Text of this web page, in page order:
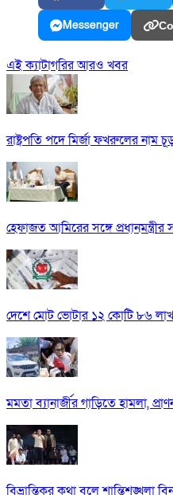
Messenger
এই ক্যাটাগরির আরও খবর
রাষ্ট্রপতি পদে মির্জা ফখরুলের নাম
হেফাজত আমিরের সঙ্গে প্রধানমন্ত্রীর
দেশে মোট ভোটার ১২ কোটি ৮৬
মমতা ব্যানার্জীর গাড়িতে হামলা,
বিভ্রান্তিকর কথা বলে শান্তিশৃঙ্খলা